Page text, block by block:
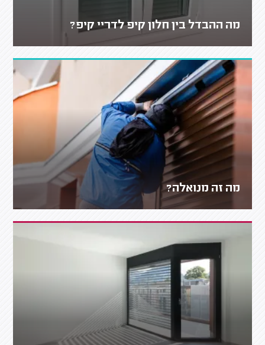
מה ההבדל בין חלון קיפ לדריי קיפ?
מה זה מנואלה?